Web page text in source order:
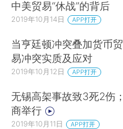
中美贸易“休战”的背后
2019年10月14日 APP打开
当亨廷顿冲突叠加货币
易冲突实质及应对
2019年10月12日 APP打开
无锡高架事故致3死2伤
商举行
2019年10月11日 APP打开